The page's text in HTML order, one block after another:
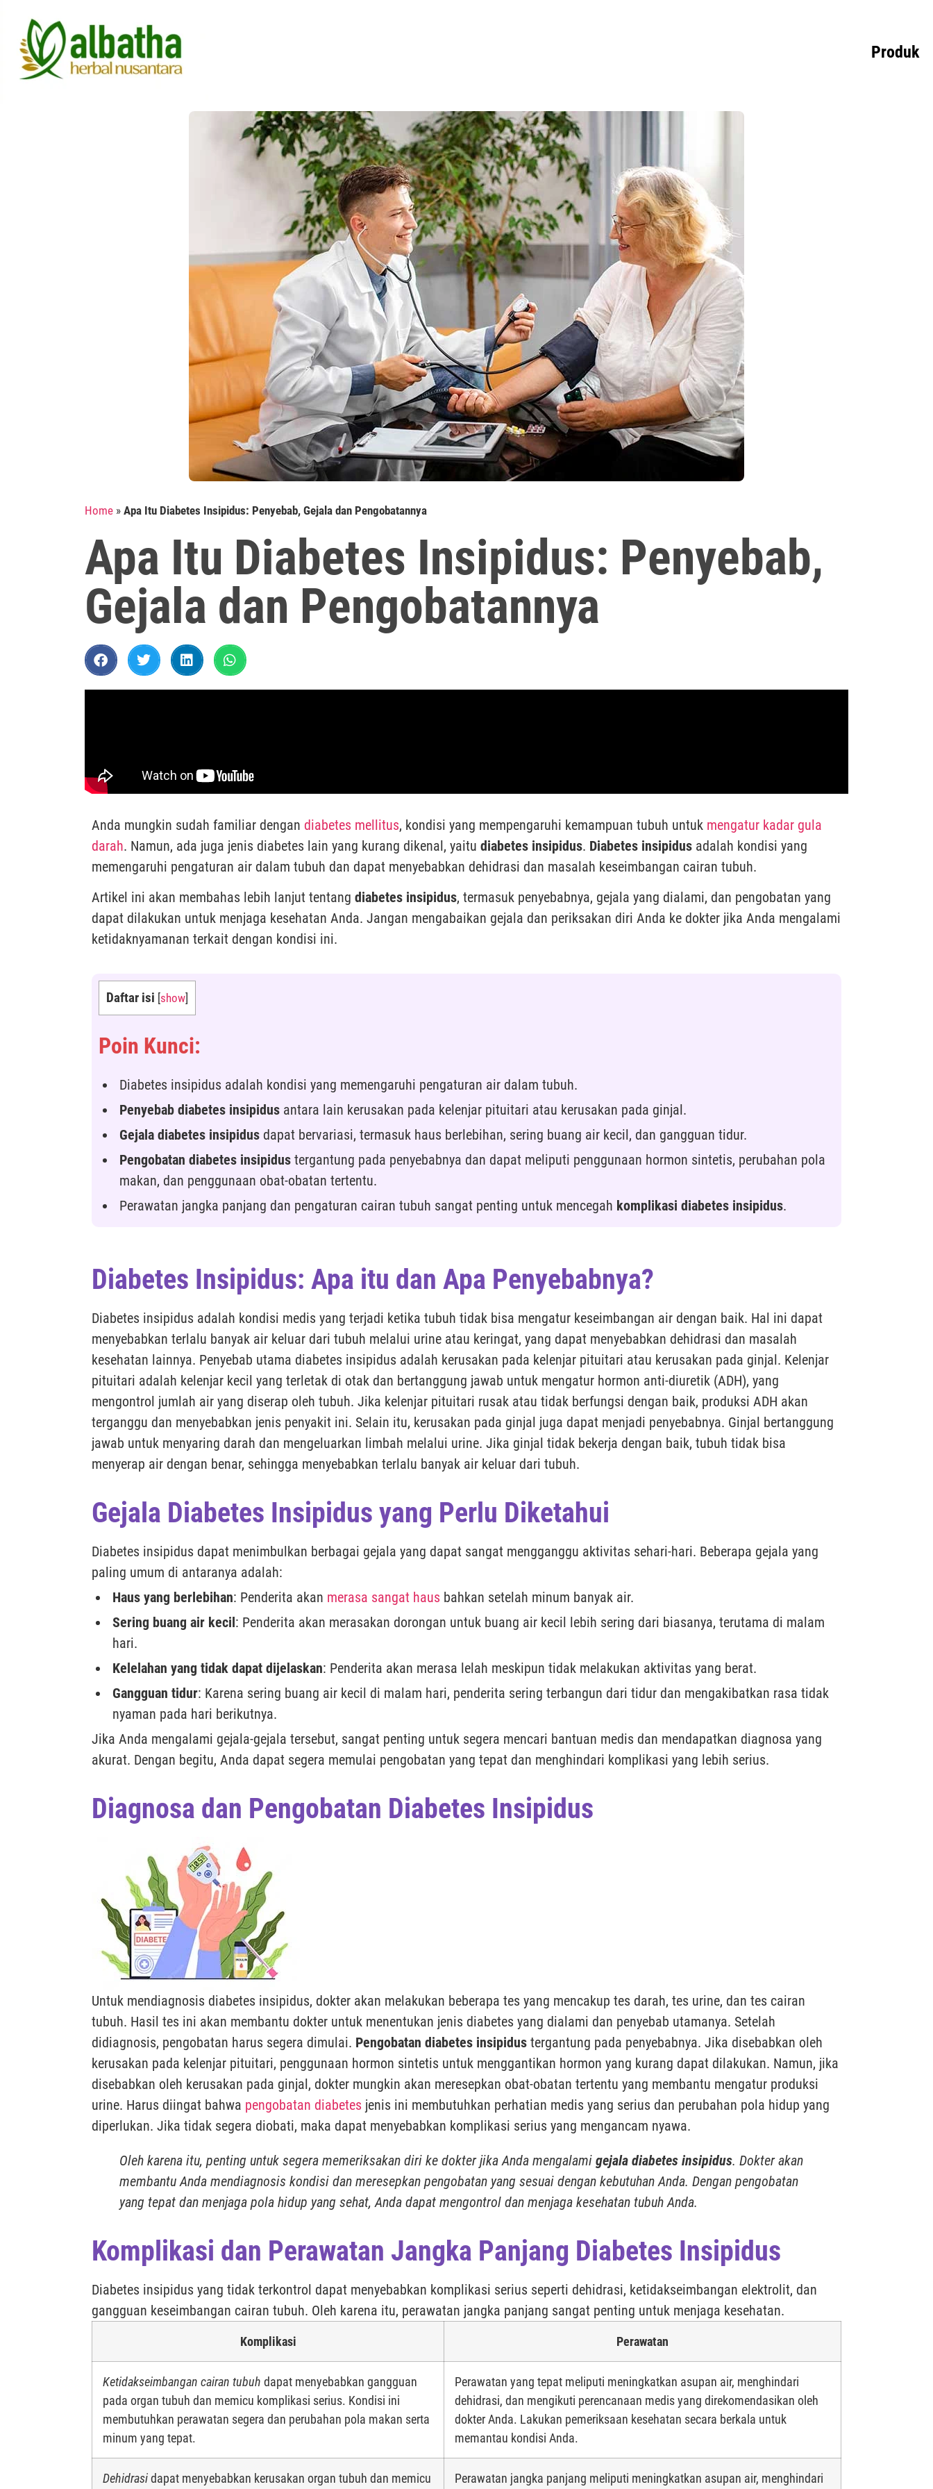
Produk
Home » Apa Itu Diabetes Insipidus: Penyebab, Gejala dan Pengobatannya
Apa Itu Diabetes Insipidus: Penyebab,
Gejala dan Pengobatannya
Anda mungkin sudah familiar dengan diabetes mellitus, kondisi yang mempengaruhi kemampuan tubuh untuk mengatur kadar gula
darah. Namun, ada juga jenis diabetes lain yang kurang dikenal, yaitu diabetes insipidus. Diabetes insipidus adalah kondisi yang
memengaruhi pengaturan air dalam tubuh dan dapat menyebabkan dehidrasi dan masalah keseimbangan cairan tubuh.
Artikel ini akan membahas lebih lanjut tentang diabetes insipidus, termasuk penyebabnya, gejala yang dialami, dan pengobatan yang
dapat dilakukan untuk menjaga kesehatan Anda. Jangan mengabaikan gejala dan periksakan diri Anda ke dokter jika Anda mengalami
ketidaknyamanan terkait dengan kondisi ini.
Daftar isi [show]
Poin Kunci:
Diabetes insipidus adalah kondisi yang memengaruhi pengaturan air dalam tubuh.
Penyebab diabetes insipidus antara lain kerusakan pada kelenjar pituitari atau kerusakan pada ginjal.
Gejala diabetes insipidus dapat bervariasi, termasuk haus berlebihan, sering buang air kecil, dan gangguan tidur.
Pengobatan diabetes insipidus tergantung pada penyebabnya dan dapat meliputi penggunaan hormon sintetis, perubahan pola
makan, dan penggunaan obat-obatan tertentu.
Perawatan jangka panjang dan pengaturan cairan tubuh sangat penting untuk mencegah komplikasi diabetes insipidus.
Diabetes Insipidus: Apa itu dan Apa Penyebabnya?
Diabetes insipidus adalah kondisi medis yang terjadi ketika tubuh tidak bisa mengatur keseimbangan air dengan baik. Hal ini dapat
menyebabkan terlalu banyak air keluar dari tubuh melalui urine atau keringat, yang dapat menyebabkan dehidrasi dan masalah
kesehatan lainnya. Penyebab utama diabetes insipidus adalah kerusakan pada kelenjar pituitari atau kerusakan pada ginjal. Kelenjar
pituitari adalah kelenjar kecil yang terletak di otak dan bertanggung jawab untuk mengatur hormon anti-diuretik (ADH), yang
mengontrol jumlah air yang diserap oleh tubuh. Jika kelenjar pituitari rusak atau tidak berfungsi dengan baik, produksi ADH akan
terganggu dan menyebabkan jenis penyakit ini. Selain itu, kerusakan pada ginjal juga dapat menjadi penyebabnya. Ginjal bertanggung
jawab untuk menyaring darah dan mengeluarkan limbah melalui urine. Jika ginjal tidak bekerja dengan baik, tubuh tidak bisa
menyerap air dengan benar, sehingga menyebabkan terlalu banyak air keluar dari tubuh.
Gejala Diabetes Insipidus yang Perlu Diketahui
Diabetes insipidus dapat menimbulkan berbagai gejala yang dapat sangat mengganggu aktivitas sehari-hari. Beberapa gejala yang
paling umum di antaranya adalah:
Haus yang berlebihan: Penderita akan merasa sangat haus bahkan setelah minum banyak air.
Sering buang air kecil: Penderita akan merasakan dorongan untuk buang air kecil lebih sering dari biasanya, terutama di malam
hari.
Kelelahan yang tidak dapat dijelaskan: Penderita akan merasa lelah meskipun tidak melakukan aktivitas yang berat.
Gangguan tidur: Karena sering buang air kecil di malam hari, penderita sering terbangun dari tidur dan mengakibatkan rasa tidak
nyaman pada hari berikutnya.
Jika Anda mengalami gejala-gejala tersebut, sangat penting untuk segera mencari bantuan medis dan mendapatkan diagnosa yang
akurat. Dengan begitu, Anda dapat segera memulai pengobatan yang tepat dan menghindari komplikasi yang lebih serius.
Diagnosa dan Pengobatan Diabetes Insipidus
Untuk mendiagnosis diabetes insipidus, dokter akan melakukan beberapa tes yang mencakup tes darah, tes urine, dan tes cairan
tubuh. Hasil tes ini akan membantu dokter untuk menentukan jenis diabetes yang dialami dan penyebab utamanya. Setelah
didiagnosis, pengobatan harus segera dimulai. Pengobatan diabetes insipidus tergantung pada penyebabnya. Jika disebabkan oleh
kerusakan pada kelenjar pituitari, penggunaan hormon sintetis untuk menggantikan hormon yang kurang dapat dilakukan. Namun, jika
disebabkan oleh kerusakan pada ginjal, dokter mungkin akan meresepkan obat-obatan tertentu yang membantu mengatur produksi
urine. Harus diingat bahwa pengobatan diabetes jenis ini membutuhkan perhatian medis yang serius dan perubahan pola hidup yang
diperlukan. Jika tidak segera diobati, maka dapat menyebabkan komplikasi serius yang mengancam nyawa.
Oleh karena itu, penting untuk segera memeriksakan diri ke dokter jika Anda mengalami gejala diabetes insipidus. Dokter akan
membantu Anda mendiagnosis kondisi dan meresepkan pengobatan yang sesuai dengan kebutuhan Anda. Dengan pengobatan
yang tepat dan menjaga pola hidup yang sehat, Anda dapat mengontrol dan menjaga kesehatan tubuh Anda.
Komplikasi dan Perawatan Jangka Panjang Diabetes Insipidus
Diabetes insipidus yang tidak terkontrol dapat menyebabkan komplikasi serius seperti dehidrasi, ketidakseimbangan elektrolit, dan
gangguan keseimbangan cairan tubuh. Oleh karena itu, perawatan jangka panjang sangat penting untuk menjaga kesehatan.
Komplikasi Perawatan
Ketidakseimbangan cairan tubuh dapat menyebabkan gangguan
pada organ tubuh dan memicu komplikasi serius. Kondisi ini
membutuhkan perawatan segera dan perubahan pola makan serta
minum yang tepat.
Perawatan yang tepat meliputi meningkatkan asupan air, menghindari
dehidrasi, dan mengikuti perencanaan medis yang direkomendasikan oleh
dokter Anda. Lakukan pemeriksaan kesehatan secara berkala untuk
memantau kondisi Anda.
Dehidrasidapat menyebabkan kerusakan organ tubuh dan memicu Perawatan jangka panjang meliputi meningkatkan asupan air, menghindari